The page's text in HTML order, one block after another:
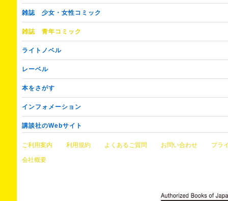
雑誌 少女・女性コミック
雑誌 青年コミック
ライトノベル
レーベル
本をさがす
インフォメーション
講談社のWebサイト
ご利用案内 利用規約 よくあるご質問 お問い合わせ プラ
会社概要